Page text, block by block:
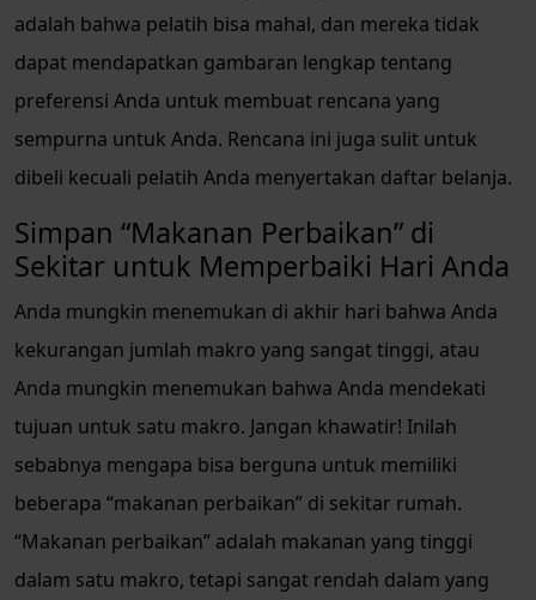
adalah bahwa pelatih bisa mahal, dan mereka tidak
dapat mendapatkan gambaran lengkap tentang
preferensi Anda untuk membuat rencana yang
sempurna untuk Anda. Rencana ini juga sulit untuk
dibeli kecuali pelatih Anda menyertakan daftar belanja.
Simpan “Makanan Perbaikan” di
Sekitar untuk Memperbaiki Hari Anda
Anda mungkin menemukan di akhir hari bahwa Anda
kekurangan jumlah makro yang sangat tinggi, atau
Anda mungkin menemukan bahwa Anda mendekati
tujuan untuk satu makro. Jangan khawatir! Inilah
sebabnya mengapa bisa berguna untuk memiliki
beberapa “makanan perbaikan” di sekitar rumah.
“Makanan perbaikan” adalah makanan yang tinggi
dalam satu makro, tetapi sangat rendah dalam yang